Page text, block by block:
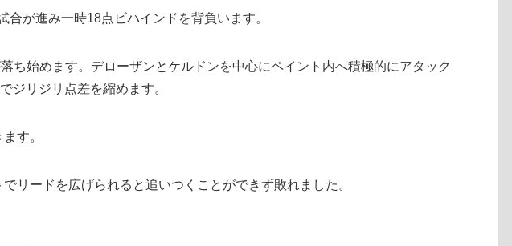
合が進み一時18点ビハインドを背負います。
ち始めます。デローザンとケルドンを中心にペイント内へ積極的にアタック
ジリジリ点差を縮めます。
す。
リードを広げられると追いつくことができず敗れました。